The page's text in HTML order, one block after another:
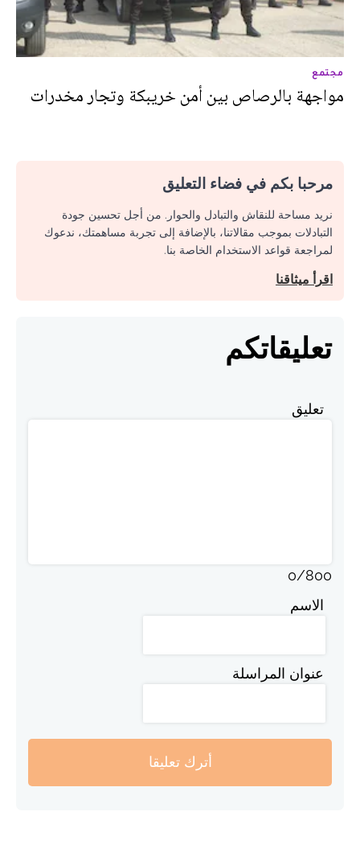
مجتمع
مواجهة بالرصاص بين أمن خريبكة وتجار مخدرات
مرحبا بكم في فضاء التعليق
نريد مساحة للنقاش والتبادل والحوار. من أجل تحسين جودة
التبادلات بموجب مقالاتنا، بالإضافة إلى تجربة مساهمتك، ندعوك
لمراجعة قواعد الاستخدام الخاصة بنا.
اقرأ ميثاقنا
تعليقاتكم
تعليق
0/800
الاسم
عنوان المراسلة
أترك تعليقا